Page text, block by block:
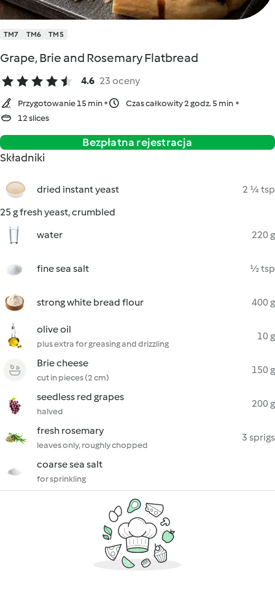
TM7 TM6 TM5
Grape, Brie and Rosemary Flatbread
4.6 23 oceny
Przygotowanie 15 min
Czas całkowity 2 godz. 5 min
12 slices
Bezpłatna rejestracja
Składniki
dried instant yeast
2 ¼ tsp
25 g fresh yeast, crumbled
water
220 g
fine sea salt ½ tsp
strong white bread flour 400 g
olive oil
plus extra for greasing and drizzling
10 g
Brie cheese
cut in pieces (2 cm)
150 g
seedless red grapes
halved
200 g
fresh rosemary
leaves only, roughly chopped
3 sprigs
coarse sea salt
for sprinkling